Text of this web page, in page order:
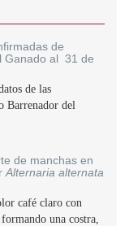
de
Ganado al 31 de
de las
Barrenador del
de manchas en
Alternaria alternata
café claro con
una costra,